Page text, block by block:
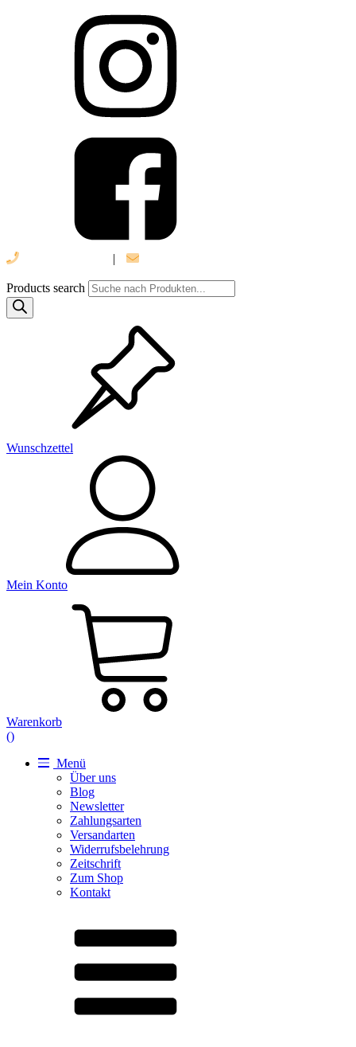
|
Products search
Wunschzettel
Mein Konto
Warenkorb
()
Menü
Über uns
Blog
Newsletter
Zahlungsarten
Versandarten
Widerrufsbelehrung
Zeitschrift
Zum Shop
Kontakt